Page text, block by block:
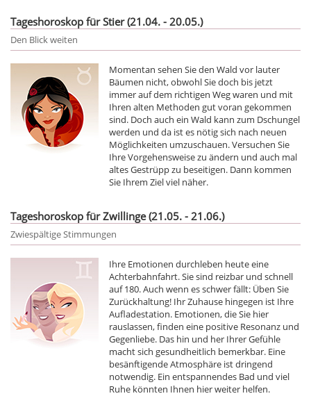
Tageshoroskop für Stier (21.04. - 20.05.)
Den Blick weiten
Momentan sehen Sie den Wald vor lauter
Bäumen nicht, obwohl Sie doch bis jetzt
immer auf dem richtigen Weg waren und mit
Ihren alten Methoden gut voran gekommen
sind. Doch auch ein Wald kann zum Dschungel
werden und da ist es nötig sich nach neuen
Möglichkeiten umzuschauen. Versuchen Sie
Ihre Vorgehensweise zu ändern und auch mal
altes Gestrüpp zu beseitigen. Dann kommen
Sie Ihrem Ziel viel näher.
Tageshoroskop für Zwillinge (21.05. - 21.06.)
Zwiespältige Stimmungen
Ihre Emotionen durchleben heute eine
Achterbahnfahrt. Sie sind reizbar und schnell
auf 180. Auch wenn es schwer fällt: Üben Sie
Zurückhaltung! Ihr Zuhause hingegen ist Ihre
Aufladestation. Emotionen, die Sie hier
rauslassen, finden eine positive Resonanz und
Gegenliebe. Das hin und her Ihrer Gefühle
macht sich gesundheitlich bemerkbar. Eine
besänftigende Atmosphäre ist dringend
notwendig. Ein entspannendes Bad und viel
Ruhe könnten Ihnen hier weiter helfen.